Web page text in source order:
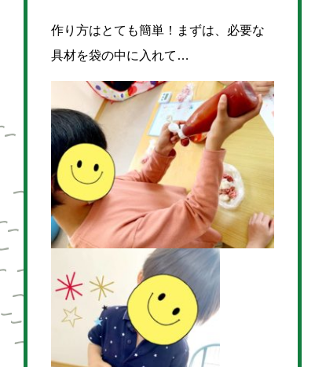
作り方はとても簡単！まずは、必要な
具材を袋の中に入れて…